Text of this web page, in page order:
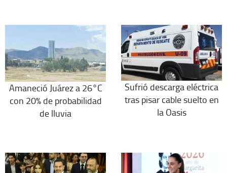
Amaneció Juárez a 26°C
con 20% de probabilidad
de lluvia
Sufrió descarga eléctrica
tras pisar cable suelto en
la Oasis